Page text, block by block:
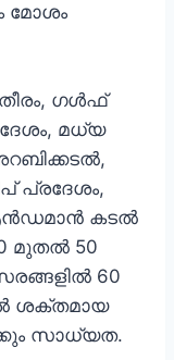
മോശം
തീരം, ഗൾഫ്
മധ്യ
പ്രദേശം,
കടൽ
മുതൽ 50
60
ശക്തമായ
സാധ്യത.